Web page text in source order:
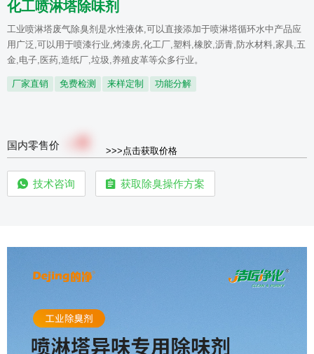
化工喷淋塔除味剂
工业喷淋塔废气除臭剂是水性液体,可以直接添加于喷淋塔循环水中产品应
用广泛,可以用于喷漆行业,烤漆房,化工厂,塑料,橡胶,沥青,防水材料,家具,五
金,电子,医药,造纸厂,垃圾,养殖皮革等众多行业。
厂家直销 免费检测 来样定制 功能分解
国内零售价 0 >>>点击获取价格
技术咨询 获取除臭操作方案